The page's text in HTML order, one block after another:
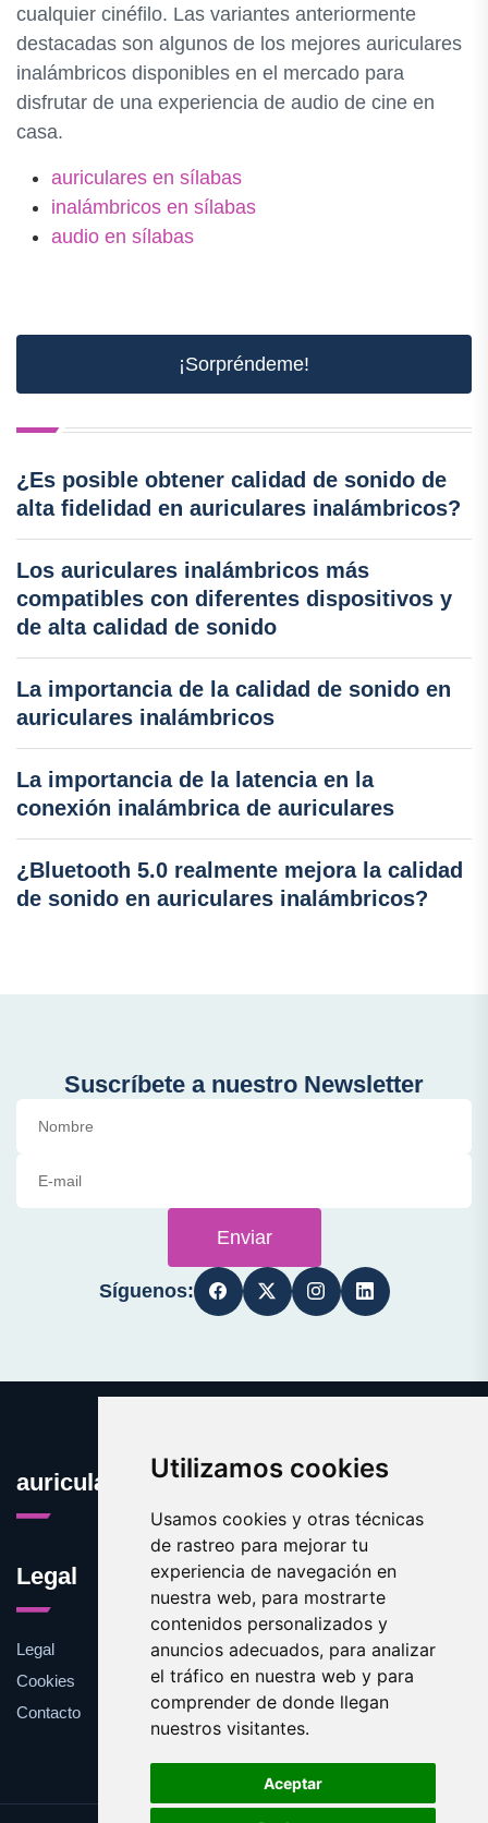
Utilizamos cookies
Usamos cookies y otras técnicas
de rastreo para mejorar tu
experiencia de navegación en
nuestra web, para mostrarte
contenidos personalizados y
anuncios adecuados, para analizar
el tráfico en nuestra web y para
comprender de donde llegan
nuestros visitantes.
Aceptar
cualquier cinéfilo. Las variantes anteriormente
destacadas son algunos de los mejores auriculares
inalámbricos disponibles en el mercado para
disfrutar de una experiencia de audio de cine en
casa.
auriculares en sílabas
inalámbricos en sílabas
audio en sílabas
¡Sorpréndeme!
¿Es posible obtener calidad de sonido de
alta fidelidad en auriculares inalámbricos?
Los auriculares inalámbricos más
compatibles con diferentes dispositivos y
de alta calidad de sonido
La importancia de la calidad de sonido en
auriculares inalámbricos
La importancia de la latencia en la
conexión inalámbrica de auriculares
¿Bluetooth 5.0 realmente mejora la calidad
de sonido en auriculares inalámbricos?
Suscríbete a nuestro Newsletter
Enviar
Síguenos:
auricularinalambrico.net
Legal
Legal
Cookies
Contacto